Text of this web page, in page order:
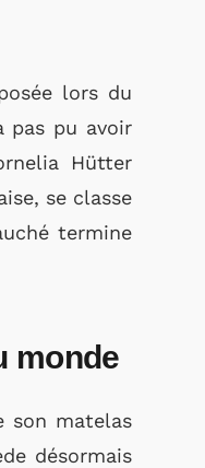
lors du
pas pu avoir
Hütter
se classe
termine
monde
son matelas
désormais